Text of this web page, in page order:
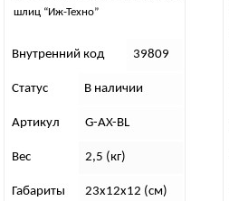
шлиц “Иж-Техно”
Внутренний код 39809
Статус В наличии
Артикул G-AX-BL
Вес 2,5 (кг)
Габариты 23х12х12 (см)